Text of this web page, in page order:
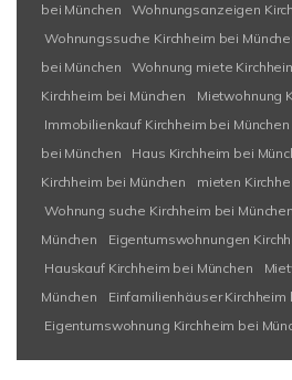
bei München
Wohnungsanzeigen
Wohnungssuche Kirchheim bei
bei München
Wohnung miete
Kirchheim bei München
Mietwohnung
Immobilienkauf Kirchheim bei München
bei München
Haus Kirchheim bei
Kirchheim bei München
mieten
Wohnung suche Kirchheim bei München
München
Eigentumswohnungen
Hauskauf Kirchheim bei München
München
Einfamilienhäuser Kirchheim
Eigentumswohnung Kirchheim bei